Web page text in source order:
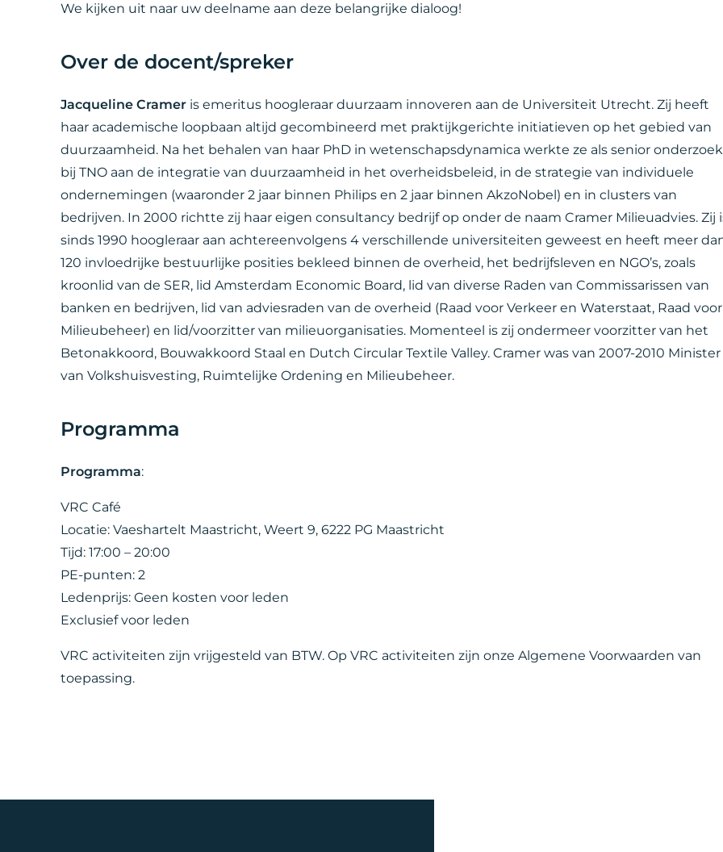
We kijken uit naar uw deelname aan deze belangrijke dialoog!
Over de docent/spreker
Jacqueline Cramer is emeritus hoogleraar duurzaam innoveren aan de Universiteit Utrecht. Zij heeft
haar academische loopbaan altijd gecombineerd met praktijkgerichte initiatieven op het gebied van
duurzaamheid. Na het behalen van haar PhD in wetenschapsdynamica werkte ze als senior
bij TNO aan de integratie van duurzaamheid in het overheidsbeleid, in de strategie van individuele
ondernemingen (waaronder 2 jaar binnen Philips en 2 jaar binnen AkzoNobel) en in clusters van
bedrijven. In 2000 richtte zij haar eigen consultancy bedrijf op onder de naam Cramer Milieuadvies. Zij
sinds 1990 hoogleraar aan achtereenvolgens 4 verschillende universiteiten geweest en heeft meer
120 invloedrijke bestuurlijke posities bekleed binnen de overheid, het bedrijfsleven en NGO’s, zoals
kroonlid van de SER, lid Amsterdam Economic Board, lid van diverse Raden van Commissarissen van
banken en bedrijven, lid van adviesraden van de overheid (Raad voor Verkeer en Waterstaat, Raad voor
Milieubeheer) en lid/voorzitter van milieuorganisaties. Momenteel is zij ondermeer voorzitter van het
Betonakkoord, Bouwakkoord Staal en Dutch Circular Textile Valley. Cramer was van 2007-2010 Minister
van Volkshuisvesting, Ruimtelijke Ordening en Milieubeheer.
Programma
Programma:
VRC Café
Locatie: Vaeshartelt Maastricht, Weert 9, 6222 PG Maastricht
Tijd: 17:00 – 20:00
PE-punten: 2
Ledenprijs: Geen kosten voor leden
Exclusief voor leden
VRC activiteiten zijn vrijgesteld van BTW. Op VRC activiteiten zijn onze Algemene Voorwaarden van
toepassing.